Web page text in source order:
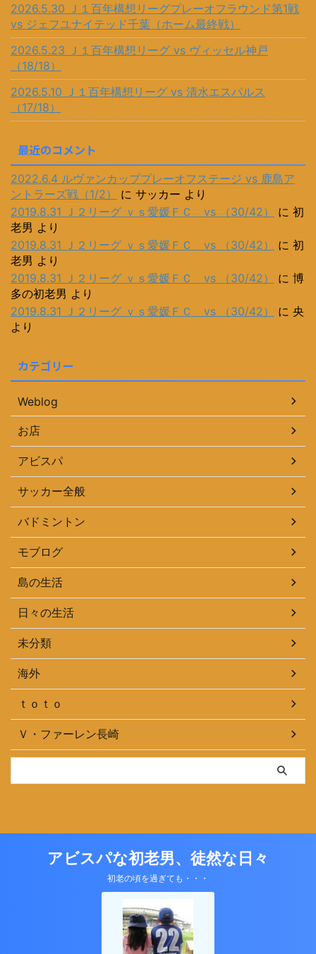
2026.5.30 Ｊ１百年構想リーグプレーオフラウンド第1戦
vs ジェフユナイテッド千葉（ホーム最終戦）
2026.5.23 Ｊ１百年構想リーグ vs ヴィッセル神戸
（18/18）
2026.5.10 Ｊ１百年構想リーグ vs 清水エスパルス
（17/18）
最近のコメント
2022.6.4 ルヴァンカッププレーオフステージ vs 鹿島ア
ントラーズ戦（1/2）
に サッカー より
2019.8.31 Ｊ２リーグ ｖｓ愛媛ＦＣ vs （30/42）
に 初
老男 より
2019.8.31 Ｊ２リーグ ｖｓ愛媛ＦＣ vs （30/42）
に 初
老男 より
2019.8.31 Ｊ２リーグ ｖｓ愛媛ＦＣ vs （30/42）
に 博
多の初老男 より
2019.8.31 Ｊ２リーグ ｖｓ愛媛ＦＣ vs （30/42）
に 央
より
カテゴリー
Weblog
お店
アビスパ
サッカー全般
バドミントン
モブログ
島の生活
日々の生活
未分類
海外
ｔｏｔｏ
Ｖ・ファーレン長崎
アビスパな初老男、徒然な日々
初老の頃を過ぎても・・・